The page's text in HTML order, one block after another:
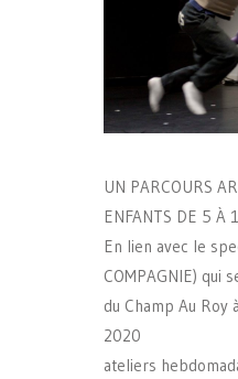
UN PARCOURS
ENFANTS DE 5 À
En lien avec le
COMPAGNIE) qui
du Champ Au Roy
2020
ateliers